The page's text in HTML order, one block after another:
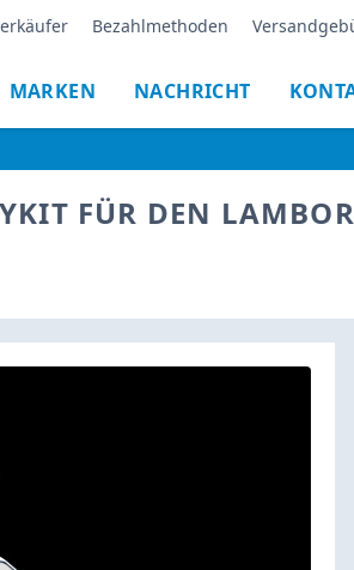
Bezahlmethoden
MARKEN NACHRICHT
FÜR DEN